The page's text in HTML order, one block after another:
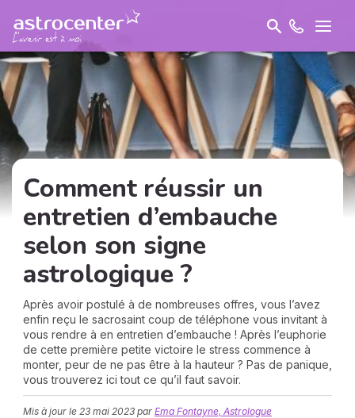
Comment réussir un
entretien d’embauche
selon son signe
astrologique ?
Après avoir postulé à de nombreuses offres, vous l’avez
enfin reçu le sacrosaint coup de téléphone vous invitant à
vous rendre à en entretien d’embauche ! Après l’euphorie
de cette première petite victoire le stress commence à
monter, peur de ne pas être à la hauteur ? Pas de panique,
vous trouverez ici tout ce qu’il faut savoir.
Mis à jour le 23 mai 2023 par Ema Fontayne, Astrologue